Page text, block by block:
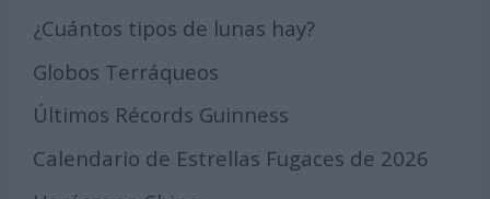
¿Cuántos tipos de lunas hay?
Globos Terráqueos
Últimos Récords Guinness
Calendario de Estrellas Fugaces de 2026